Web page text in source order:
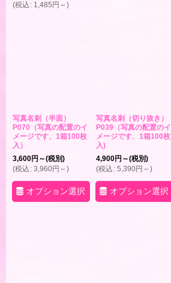
(税込 : 1,485 円 ～)
写真名刺（半面）
P070（写真の配置のイ
メージです、1箱100枚
入）
3,600円 ～(税別)
(税込 : 3,960円 ～)
オプション選択
写真名刺（切り抜き）
P039（写真の配置のイ
メージです、1箱100枚
入)
4,900円 ～(税別)
(税込 : 5,390円 ～)
オプション選択